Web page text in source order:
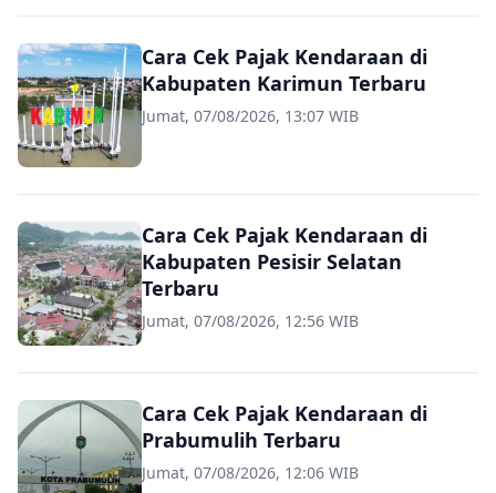
Cara Cek Pajak Kendaraan di
Kabupaten Karimun Terbaru
Jumat, 07/08/2026, 13:07 WIB
Cara Cek Pajak Kendaraan di
Kabupaten Pesisir Selatan
Terbaru
Jumat, 07/08/2026, 12:56 WIB
Cara Cek Pajak Kendaraan di
Prabumulih Terbaru
Jumat, 07/08/2026, 12:06 WIB